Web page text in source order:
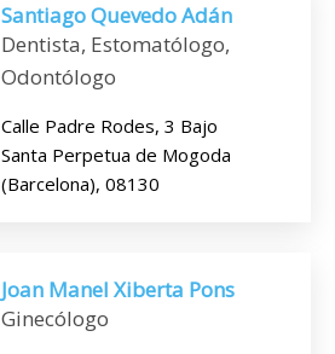
Santiago Quevedo Adán
Dentista, Estomatólogo,
Odontólogo
Calle Padre Rodes, 3 Bajo
Santa Perpetua de Mogoda
(Barcelona), 08130
Joan Manel Xiberta Pons
Ginecólogo